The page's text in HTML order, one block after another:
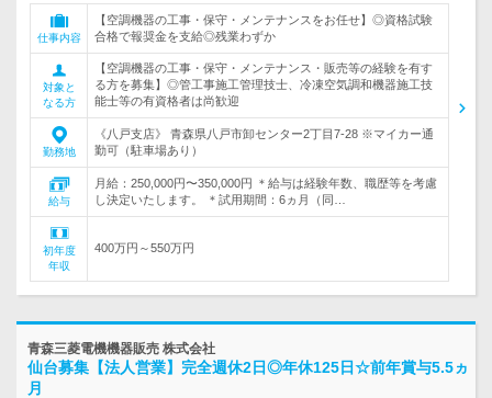
仕事内容
【空調機器の工事・保守・メンテナンスをお任せ】◎資格試験
合格で報奨金を支給◎残業わずか
対象と
なる方
【空調機器の工事・保守・メンテナンス・販売等の経験を有す
る方を募集】◎管工事施工管理技士、冷凍空気調和機器施工技
能士等の有資格者は尚歓迎
勤務地
《八戸支店》 青森県八戸市卸センター2丁目7-28 ※マイカー通
勤可（駐車場あり）
給与
月給：250,000円〜350,000円 ＊給与は経験年数、職歴等を考慮
し決定いたします。 ＊試用期間：6ヵ月（同…
初年度
年収
400万円～550万円
青森三菱電機機器販売 株式会社
仙台募集【法人営業】完全週休2日◎年休125日☆前年賞与5.5ヵ
月